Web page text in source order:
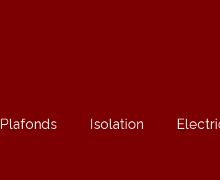
Plafonds Isolation